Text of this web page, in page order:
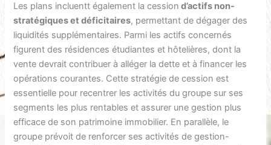
Les plans incluentt également la cession d’actifs non-
stratégiques et déficitaires, permettant de dégager des
liquidités supplémentaires. Parmi les actifs concernés
figurent des résidences étudiantes et hôtelières, dont la
vente devrait contribuer à alléger la dette et à financer les
opérations courantes. Cette stratégie de cession est
essentielle pour recentrer les activités du groupe sur ses
segments les plus rentables et assurer une gestion plus
efficace de son patrimoine immobilier. En parallèle, le
groupe prévoit de renforcer ses activités de gestion-